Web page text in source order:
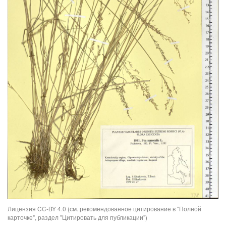
Лицензия CC-BY 4.0 (см. рекомендованное цитирование в "Полной
карточке", раздел "Цитировать для публикации")